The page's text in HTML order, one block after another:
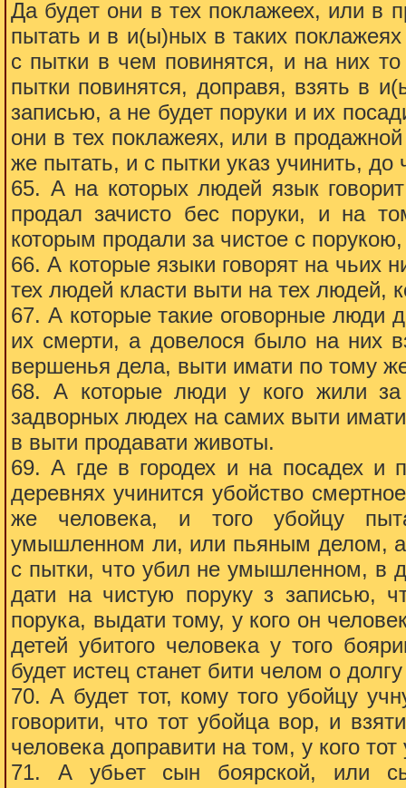
Да будет они в тех поклажеех, или в
пытать и в и(ы)ных в таких
с пытки в чем повинятся, и на них
пытки повинятся, доправя, взять в
записью, а не будет поруки и их
они в тех поклажеях, или в
же пытать, и с пытки указ учинить, до
65. А на которых людей язык
продал зачисто бес поруки, и на
которым продали за чистое с
66. А которые языки говорят на чьих
тех людей класти выти на тех людей,
67. А которые такие оговорные люди
их смерти, а довелося было на них
вершенья дела, выти имати по тому
68. А которые люди у кого жили
задворных людех на самих выти
в выти продавати животы.
69. А где в городех и на посадех и
деревнях учинится убойство
же человека, и того убойцу
умышленном ли, или пьяным делом, а
с пытки, что убил не умышленном, в
дати на чистую поруку з записью,
порука, выдати тому, у кого он
детей убитого человека у того
будет истец станет бити челом о
70. А будет тот, кому того убойцу
говорити, что тот убойца вор, и
человека доправити на том, у кого
71. А убьет сын боярской, или